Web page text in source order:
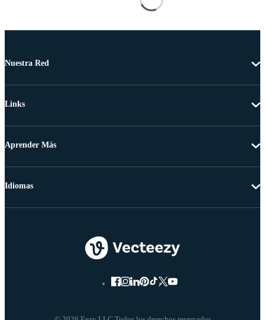
Nuestra Red
Links
Aprender Más
Idiomas